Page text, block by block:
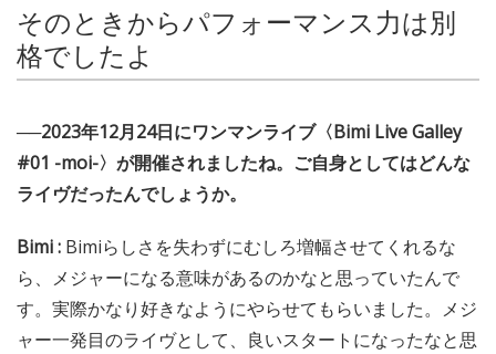
そのときからパフォーマンス力は別
格でしたよ
──2023年12月24日にワンマンライブ〈Bimi Live Galley
#01 -moi-〉が開催されましたね。ご自身としてはどんな
ライヴだったんでしょうか。
Bimi : Bimiらしさを失わずにむしろ増幅させてくれるな
ら、メジャーになる意味があるのかなと思っていたんで
す。実際かなり好きなようにやらせてもらいました。メジ
ャー一発目のライヴとして、良いスタートになったなと思